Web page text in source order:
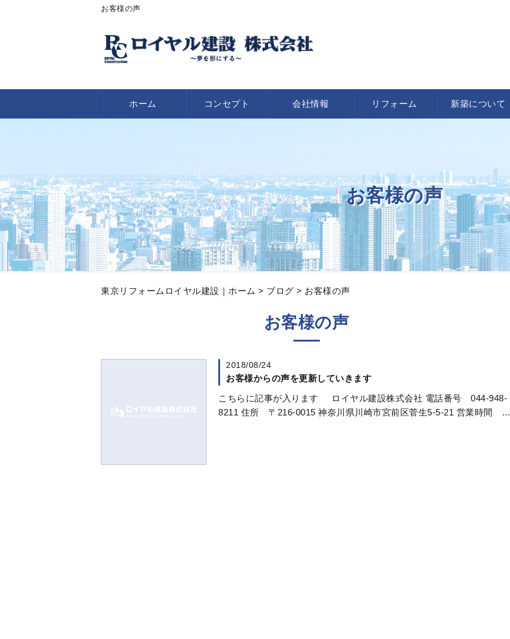
お客様の声
ホーム コンセプト 会社情報 リフォーム 新築について
お客様の声
東京リフォームロイヤル建設｜ホーム > ブログ > お客様の声
お客様の声
2018/08/24
お客様からの声を更新していきます
こちらに記事が入ります ロイヤル建設株式会社 電話番号 044-948-
8211 住所 〒216-0015 神奈川県川崎市宮前区菅生5-5-21 営業時間 …